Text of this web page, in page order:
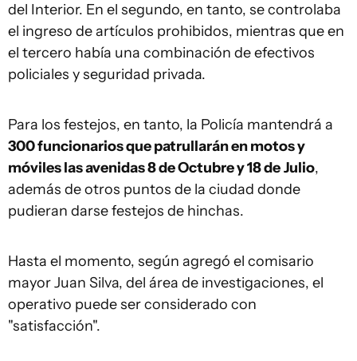
del Interior. En el segundo, en tanto, se controlaba
el ingreso de artículos prohibidos, mientras que en
el tercero había una combinación de efectivos
policiales y seguridad privada.
Para los festejos, en tanto, la Policía mantendrá a
300 funcionarios que patrullarán en motos y
móviles las avenidas 8 de Octubre y 18 deJulio,
además de otros puntos de la ciudad donde
pudieran darse festejos de hinchas.
Hasta el momento, según agregó el comisario
mayor Juan Silva, del área de investigaciones, el
operativo puede ser considerado con
"satisfacción".